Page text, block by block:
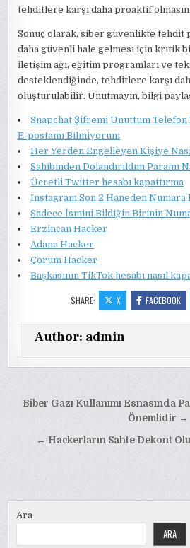
tehditlere karşı daha proaktif
Sonuç olarak, siber güvenlikte tehdit
daha güvenli hale gelmesi için kritik
iletişim ağı, eğitim programları ve
desteklendiğinde, tehditlere karşı
oluşturulabilir. Unutmayın, bilgi
Snapchat Şifremi Unuttum
E-postamı Bilmiyorum
Her Yerden Engelleyen Kişiye
Sahibinden Dolandırıldım Paramı
Ücretli Twitter hesabı kapattırma
Instagram Son 2 Haneden Numara
Sadece İsmini Bildiğin Birinin
Erzincan Hacker
Adana Hacker
Çorum Hacker
Başkasının TikTok hesabı nasıl
SHARE: X FACEBOOK
Author: admin
Yazı
Biber Gazı Kullanımı Esnasında
Önemlidir →
← Hackerların Sahte Dekont
Ara
ARA